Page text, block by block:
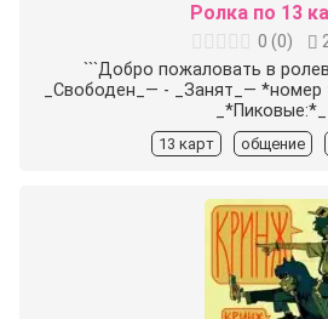
Ролка по 13
0 (0)
```Добро пожаловать в
_Свободен_— - _Занят_— *номер
_*️Пиковые️:*_
13 карт общение